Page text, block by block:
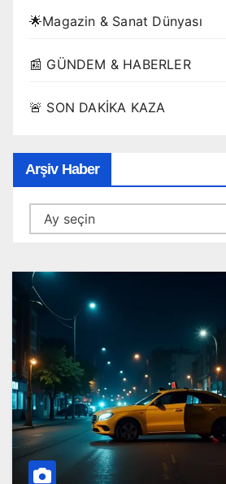
🌟Magazin & Sanat Dünyası
📰 GÜNDEM & HABERLER
🚨 SON DAKİKA KAZA
Arşiv Haber
Arşiv
Haber